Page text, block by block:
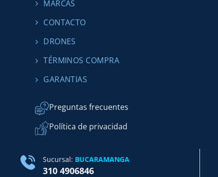
MARCAS
CONTACTO
DRONES
TÉRMINOS COMPRA
GARANTIAS
Preguntas frecuentes
Política de privacidad
Sucursal: BUCARAMANGA
310 4906846